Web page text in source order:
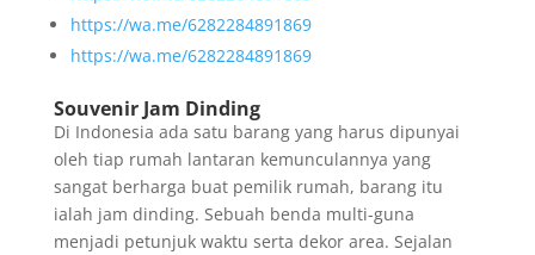
https://wa.me/6282284891869
https://wa.me/6282284891869
Souvenir Jam Dinding
Di Indonesia ada satu barang yang harus dipunyai
oleh tiap rumah lantaran kemunculannya yang
sangat berharga buat pemilik rumah, barang itu
ialah jam dinding. Sebuah benda multi-guna
menjadi petunjuk waktu serta dekor area. Sejalan